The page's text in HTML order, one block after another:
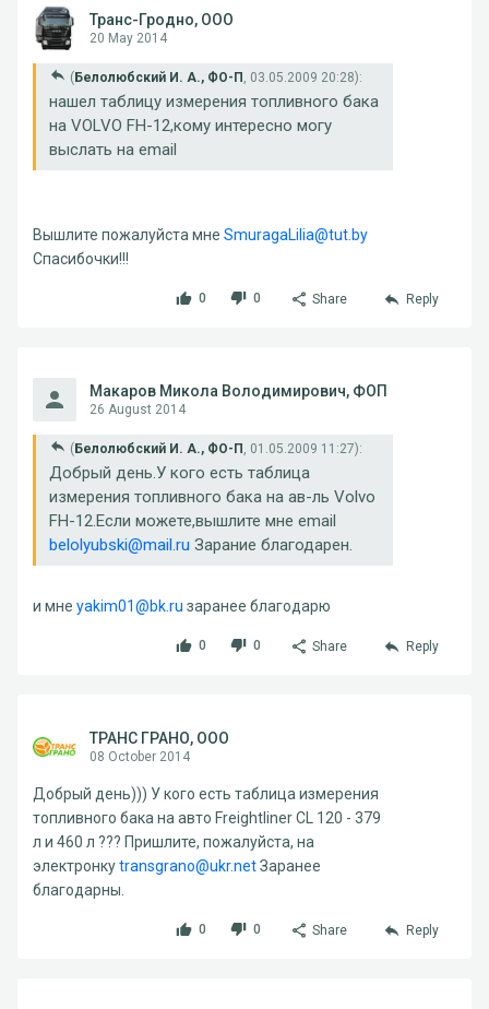
Транс-Гродно, ООО
20 May 2014
( Белолюбский И. А., ФО-П , 03.05.2009 20:28):
нашел таблицу измерения топливного бака
на VOLVO FH-12,кому интересно могу
выслать на email
Вышлите пожалуйста мне SmuragaLilia@tut.by
Спасибочки!!!
0 0 Share Reply
Макаров Микола Володимирович, ФОП
26 August 2014
( Белолюбский И. А., ФО-П , 01.05.2009 11:27):
Добрый день.У кого есть таблица
измерения топливного бака на ав-ль Volvo
FH-12.Если можете,вышлите мне email
belolyubski@mail.ru Зарание благодарен.
и мне yakim01@bk.ru заранее благодарю
0 0 Share Reply
ТРАНС ГРАНО, ООО
08 October 2014
Добрый день))) У кого есть таблица измерения
топливного бака на авто Freightliner CL 120 - 379
л и 460 л ??? Пришлите, пожалуйста, на
электронкуtransgrano@ukr.netЗаранее
благодарны.
0 0 Share Reply